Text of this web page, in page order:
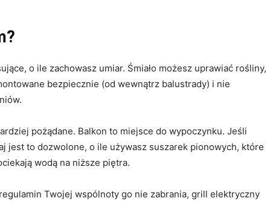
o ile zachowasz umiar. Śmiało możesz uprawiać rośliny,
bezpiecznie (od wewnątrz balustrady) i nie
pożądane. Balkon to miejsce do wypoczynku. Jeśli
jest to dozwolone, o ile używasz suszarek pionowych, które
wodą na niższe piętra.
Twojej wspólnoty go nie zabrania, grill elektryczny